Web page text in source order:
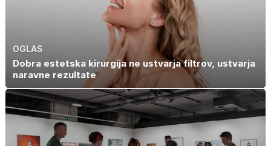
OGLAS
Dobra estetska kirurgija ne ustvarja filtrov, ustvarja
naravne rezultate